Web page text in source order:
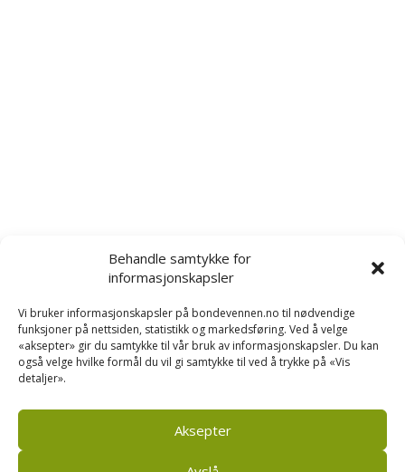
Behandle samtykke for
informasjonskapsler
Vi bruker informasjonskapsler på bondevennen.no til nødvendige
funksjoner på nettsiden, statistikk og markedsføring. Ved å velge
«aksepter» gir du samtykke til vår bruk av informasjonskapsler. Du kan
også velge hvilke formål du vil gi samtykke til ved å trykke på «Vis
detaljer».
Aksepter